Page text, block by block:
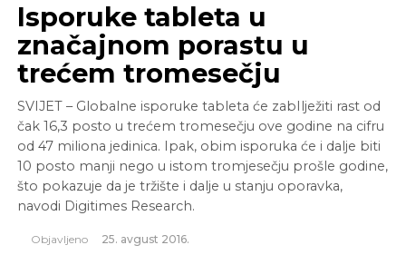
Isporuke tableta u
značajnom porastu u
trećem tromesečju
SVIJET – Globalne isporuke tableta će zabIlježiti rast od
čak 16,3 posto u trećem tromesečju ove godine na cifru
od 47 miliona jedinica. Ipak, obim isporuka će i dalje biti
10 posto manji nego u istom tromjesečju prošle godine,
što pokazuje da je tržište i dalje u stanju oporavka,
navodi Digitimes Research.
Objavljeno 25. avgust 2016.